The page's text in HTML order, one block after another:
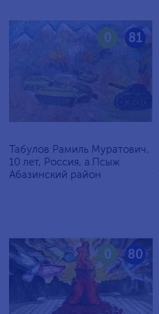
81
0
Табулов Рамиль Муратович,
10 лет, Россия, а.Псыж
Абазинский район
80
0